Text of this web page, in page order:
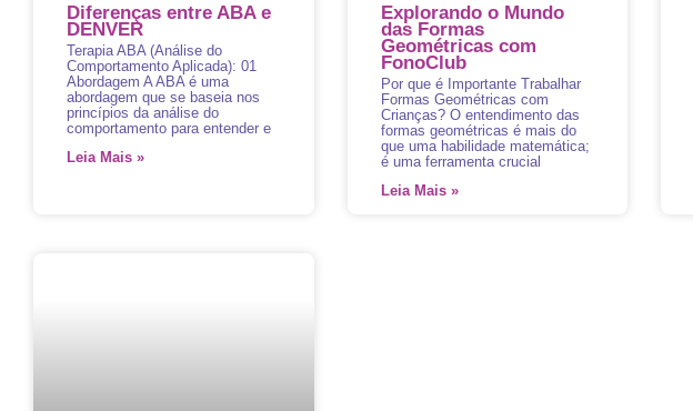
Diferenças entre ABA e
DENVER
Terapia ABA (Análise do
Comportamento Aplicada): 01
Abordagem A ABA é uma
abordagem que se baseia nos
princípios da análise do
comportamento para entender e
Leia Mais »
Explorando o Mundo
das Formas
Geométricas com
FonoClub
Por que é Importante Trabalhar
Formas Geométricas com
Crianças? O entendimento das
formas geométricas é mais do
que uma habilidade matemática;
é uma ferramenta crucial
Leia Mais »